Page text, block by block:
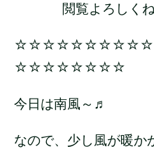
閲覧よろしくね
☆☆☆☆☆☆☆☆
今日は南風～♬
なので、少し風が暖か